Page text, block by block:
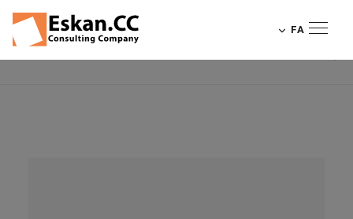
FA
فرودگاه کانسایی از ایده تا
منتشر شده در: 2015-01-30